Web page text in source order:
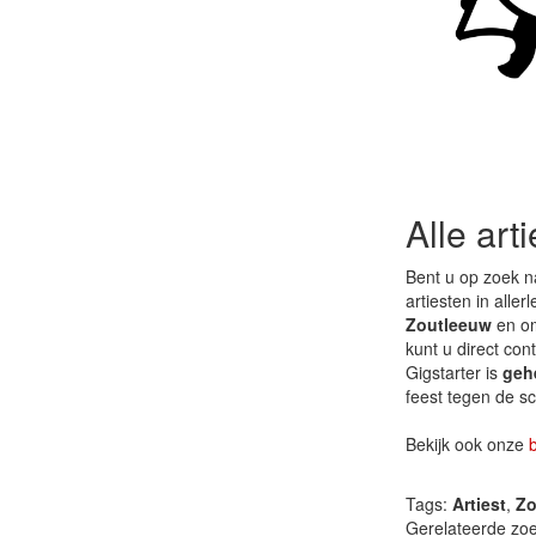
Alle
Bent u op zoek
artiesten in
Zoutleeuw en
kunt u direct
Gigstarter is
feest tegen de
Bekijk ook onze
Tags: Artiest,
Gerelateerde